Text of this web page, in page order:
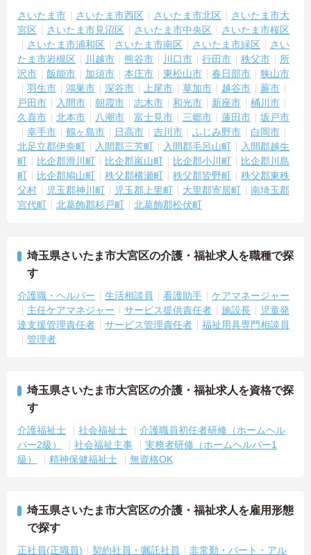
さいたま市 さいたま市西区 さいたま市北区
さいたま市大
宮区
さいたま市見沼区 さいたま市中央区
さいたま市桜区
さいたま市浦和区
さいたま市南区 さいたま市緑区
さい
たま市岩槻区
川越市 熊谷市 川口市 行田市 秩父市
所
沢市
飯能市 加須市 本庄市 東松山市 春日部市
狭山市
羽生市
鴻巣市 深谷市 上尾市 草加市 越谷市
蕨市
戸田市
入間市 朝霞市 志木市 和光市 新座市
桶川市
久喜市
北本市 八潮市 富士見市 三郷市 蓮田市
坂戸市
幸手市
鶴ヶ島市 日高市 吉川市 ふじみ野市
白岡市
北足立郡伊奈町
入間郡三芳町 入間郡毛呂山町
入間郡越生
町
比企郡滑川町 比企郡嵐山町 比企郡小川町
比企郡川島
町
比企郡鳩山町 秩父郡横瀬町 秩父郡皆野町
秩父郡東秩
父村
児玉郡神川町 児玉郡上里町 大里郡寄居町
南埼玉郡
宮代町
北葛飾郡杉戸町 北葛飾郡松伏町
埼玉県さいたま市大宮区の介護・福祉求人を職種で探
す
介護職・ヘルパー 生活相談員 看護助手
ケアマネージャー
主任ケアマネジャー
サービス提供責任者 施設長
児童発
達支援管理責任者
サービス管理責任者
福祉用具専門相談員
管理者
埼玉県さいたま市大宮区の介護・福祉求人を資格で探
す
介護福祉士 社会福祉士
介護職員初任者研修（ホームヘル
パー2級）
社会福祉主事
実務者研修（ホームヘルパー1
級）
精神保健福祉士 無資格OK
埼玉県さいたま市大宮区の介護・福祉求人を雇用形態
で探す
正社員(正職員) 契約社員・嘱託社員 非常勤・パート・アル